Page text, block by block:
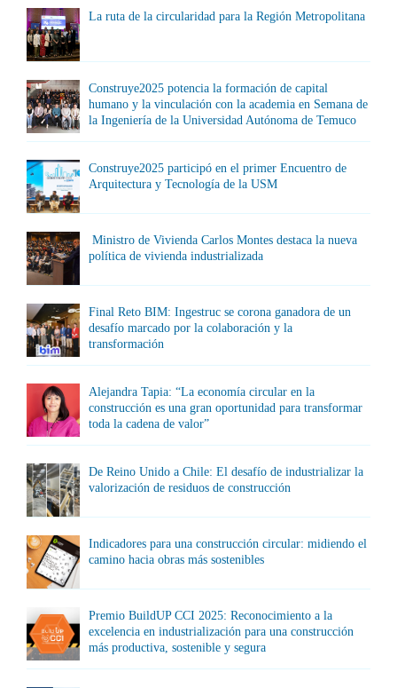
La ruta de la circularidad para la Región Metropolitana
Construye2025 potencia la formación de capital
humano y la vinculación con la academia en Semana de
la Ingeniería de la Universidad Autónoma de Temuco
Construye2025 participó en el primer Encuentro de
Arquitectura y Tecnología de la USM
Ministro de Vivienda Carlos Montes destaca la nueva
política de vivienda industrializada
Final Reto BIM: Ingestruc se corona ganadora de un
desafío marcado por la colaboración y la
transformación
Alejandra Tapia: “La economía circular en la
construcción es una gran oportunidad para transformar
toda la cadena de valor”
De Reino Unido a Chile: El desafío de industrializar la
valorización de residuos de construcción
Indicadores para una construcción circular: midiendo el
camino hacia obras más sostenibles
Premio BuildUP CCI 2025: Reconocimiento a la
excelencia en industrialización para una construcción
más productiva, sostenible y segura